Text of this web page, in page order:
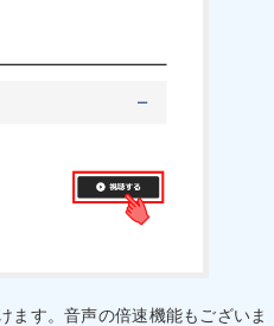
ます。音声の倍速機能もございま